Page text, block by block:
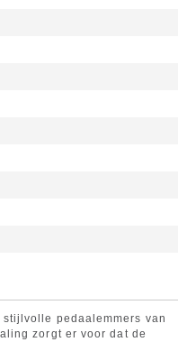
pedaalemmers van
zorgt er voor dat de